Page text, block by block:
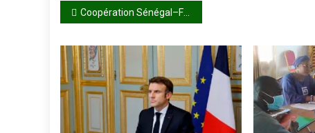
Navigation
de
l’article
Coopération Sénégal–FMI : le Président Bassirou Diomaye Faye reçoit la nouvelle cheffe de mission du Fonds